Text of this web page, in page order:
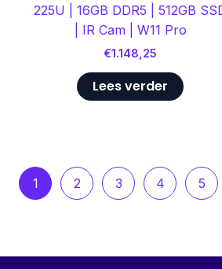
225U | 16GB DDR5 | 512GB
| IR Cam | W11 Pro
€1.148,25
Lees verder
1 2 3 4 5